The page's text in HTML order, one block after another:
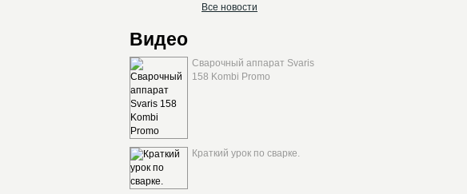
Все новости
Видео
Сварочный аппарат Svaris
158 Kombi Promo
Краткий урок по сварке.